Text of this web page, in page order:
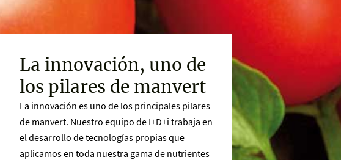
La innovación, uno de
los pilares de manvert
La innovación es uno de los principales pilares
de manvert. Nuestro equipo de I+D+i trabaja en
el desarrollo de tecnologías propias que
aplicamos en toda nuestra gama de nutrientes